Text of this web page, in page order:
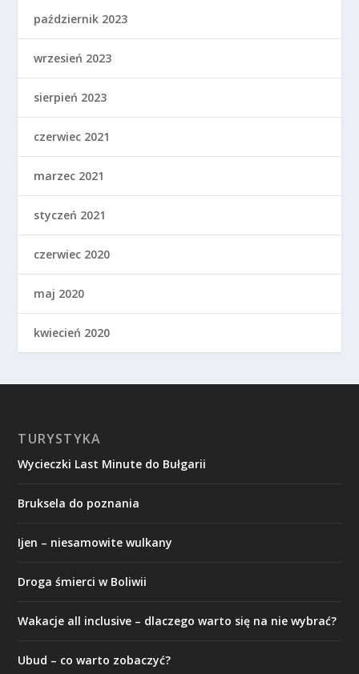
październik 2023
wrzesień 2023
sierpień 2023
czerwiec 2021
marzec 2021
styczeń 2021
czerwiec 2020
maj 2020
kwiecień 2020
TURYSTYKA
Wycieczki Last Minute do Bułgarii
Bruksela do poznania
Ijen – niesamowite wulkany
Droga śmierci w Boliwii
Wakacje all inclusive – dlaczego warto się na nie wybrać?
Ubud – co warto zobaczyć?